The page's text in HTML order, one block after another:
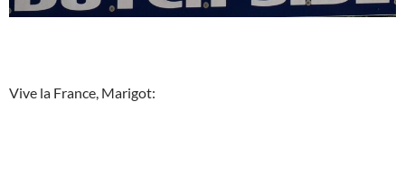
Vive la France, Marigot: